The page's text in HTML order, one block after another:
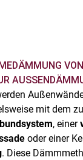
mit dem
, einer
oder einer
. Diese